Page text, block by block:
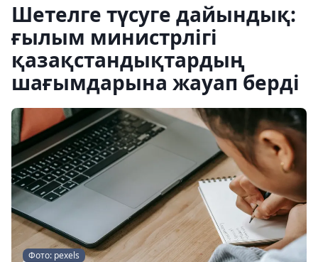
Шетелге түсуге дайындық:
ғылым министрлігі
қазақстандықтардың
шағымдарына жауап берді
Фото: pexels